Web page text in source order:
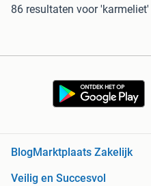
86 resultaten voor 'karmeliet'
BlogMarktplaats Zakelijk
Veilig en Succesvol